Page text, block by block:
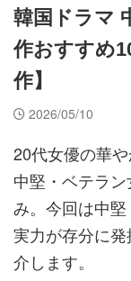
韓国ドラマ
作おすすめ
作】
2026/05/10
20代女優の華
中堅・ベテラ
み。今回は中
実力が存分に
介します。